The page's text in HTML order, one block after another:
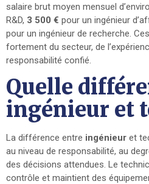
salaire brut moyen mensuel
R&D, 3 500 € pour un ingénieur
pour un ingénieur de recherche.
fortement du secteur, de
responsabilité confié.
Quelle
ingénieur et
La différence entre ingénieur et
au niveau de responsabilité, au
des décisions attendues. Le
contrôle et maintient des